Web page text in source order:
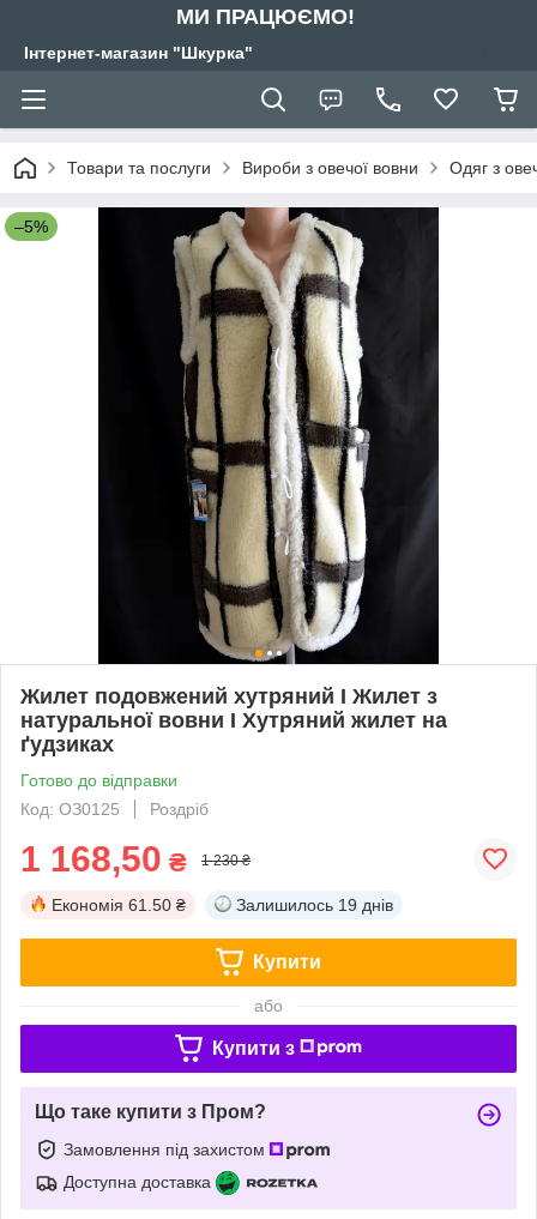
МИ ПРАЦЮЄМО!
Інтернет-магазин "Шкурка"
Товари та послуги Вироби з овечої вовни Одяг з
–5%
Жилет подовжений хутряний I Жилет з
натуральної вовни I Хутряний жилет на
ґудзиках
Готово до відправки
Код: ОЗ0125
Роздріб
1 168,50 ₴ 1 230 ₴
Економія 61.50 ₴ Залишилось 19 днів
Купити
або
Купити з
Що таке купити з Пром?
Замовлення під захистом
Доступна доставка